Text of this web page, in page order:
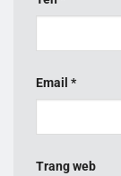
Email *
Trang web